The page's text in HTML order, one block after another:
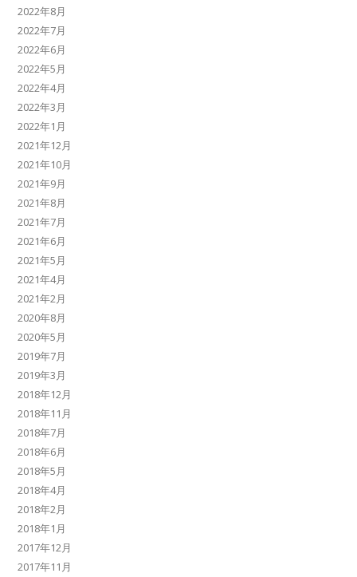
2022年8月
2022年7月
2022年6月
2022年5月
2022年4月
2022年3月
2022年1月
2021年12月
2021年10月
2021年9月
2021年8月
2021年7月
2021年6月
2021年5月
2021年4月
2021年2月
2020年8月
2020年5月
2019年7月
2019年3月
2018年12月
2018年11月
2018年7月
2018年6月
2018年5月
2018年4月
2018年2月
2018年1月
2017年12月
2017年11月